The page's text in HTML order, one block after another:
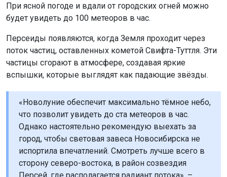
При ясной погоде и вдали от городских огней можно
будет увидеть до 100 метеоров в час.
Персеиды появляются, когда Земля проходит через
поток частиц, оставленных кометой Свифта-Туттля. Эти
частицы сгорают в атмосфере, создавая яркие
вспышки, которые выглядят как падающие звёзды.
«Новолуние обеспечит максимально тёмное небо,
что позволит увидеть до ста метеоров в час.
Однако настоятельно рекомендую выехать за
город, чтобы световая завеса Новосибирска не
испортила впечатлений. Смотреть лучше всего в
сторону северо-востока, в район созвездия